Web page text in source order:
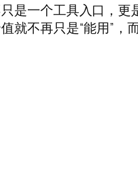
是一个工具入口，更
不再只是“能用”，